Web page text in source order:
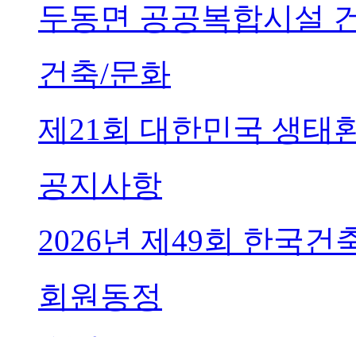
두동면 공공복합시설
건축/문화
제21회 대한민국 생태
공지사항
2026년 제49회 한국건
회원동정